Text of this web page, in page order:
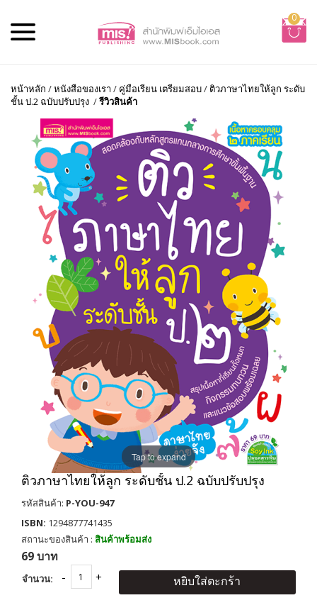
0
หน้าหลัก /หนังสือของเรา / คู่มือเรียน เตรียมสอบ/ ติวภาษาไทยให้ลูก ระดับ
ชั้น ป.2 ฉบับปรับปรุง /รีวิวสินค้า
Tap to expand
ติวภาษาไทยให้ลูก ระดับชั้น ป.2 ฉบับปรับปรุง
รหัสสินค้า: P-YOU-947
ISBN: 1294877741435
สถานะของสินค้า : สินค้าพร้อมส่ง
69 บาท
จำนวน: หยิบใส่ตะกร้า